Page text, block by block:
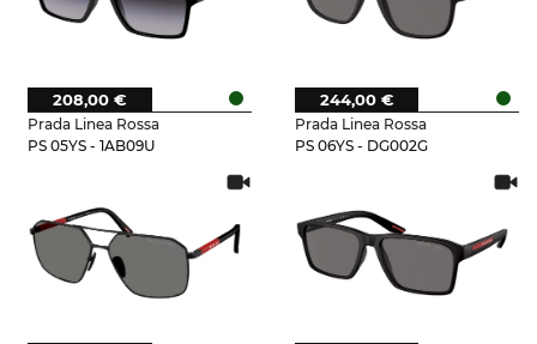
Prada Linea Rossa
PS 05YS - 1AB09U
208,00 €
Prada Linea Rossa
PS 06YS - DG002G
244,00 €